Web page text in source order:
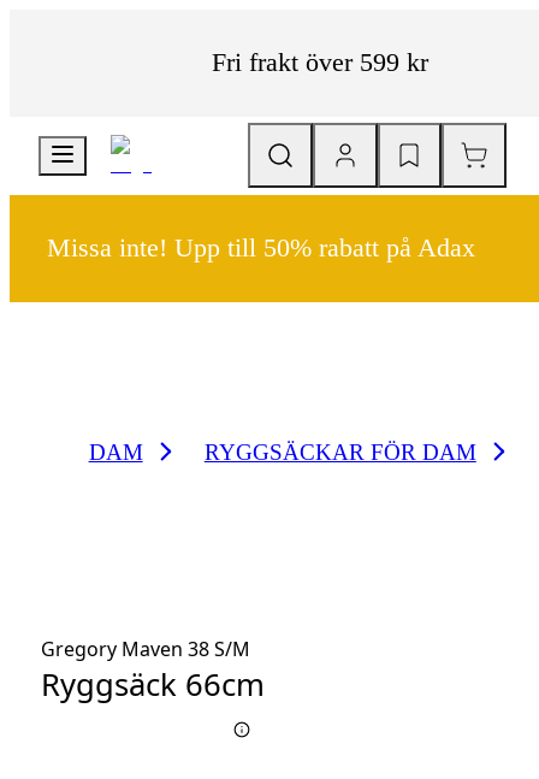
Fri frakt över 599 kr
Missa inte! Upp till 50% rabatt på Adax
DAM RYGGSÄCKAR FÖR DAM
Gregory Maven 38 S/M
Ryggsäck 66cm